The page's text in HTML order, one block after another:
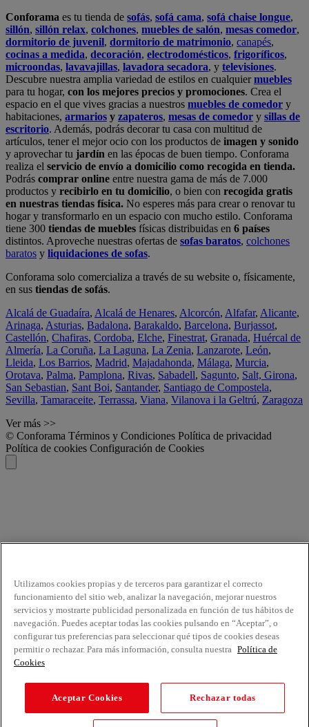
Conforama es tu tienda de sofás, sofá cama, sofá chaise longue,
sillón, sillón relax, colchones, muebles de salón, mesas comedor,
dormitorio de juvenil, dormitorio de matrimonio, canapés,
cocinas a medida, decoración, electrodomésticos, frigoríficos,
microondas, lavavajillas, lavadora secadora, y televisiones.
Descubre nuestra amplia variedad de estilos en cualquiermuebles
para tu hogar, con los mejores precios y promociones. Crea el
espacio en el que vives gracias a nuestros muebles de comedor y
habitaciones, armarios y zapateros, mesas de comedor y sillas de
escritorio. Además, podrás decorar tu casa con multitud de
artículos, tener el mejor ocio con los productos de imagen y sonido
y aprovechar tu jardín en las épocas de buen tiempo. Conforama
realiza el servicio de envío a domicilio como recogida en tienda.
Podrás comprar online entre nuestra gama de más de 7.000
productos y recibirlo en tu domicilio, o bien con recogida gratis
en nuestras tiendas física. No esperes más para crear o renovar tu
hogar y transformarlo en un espacio con mucho estilo. Conforama
tiene 300 tiendas de muebles físicas distribuidas en 6 países
distintos. Aproveche nuestras ofertas de sofas baratos, colchones
baratos y liquidaciones de sofas.
Conforama solo comercializa a través de su website o, físicamente,
en sus tiendas de sofás.
Alcalá de Guadaíra, Alcalá de Henares, Alcorcón, Alfafar, Alicante,
Arinaga, Asturias, Badalona, Barakaldo, Barcelona, Burjassot,
Castellón, Chafiras, Cordoba, Elche, Finestrat, Granada, Huércal de
Almería, La Coruña, La Laguna, La Zenia, Lanzarote, León,
Lleida, Los Barrios, Madrid, Majadahonda, Málaga, Murcia,
Orotava, Palma, Pamplona, Rivas, Sabadell, Sagunto, Salt, Girona,
San Sebastian, Sant Boi, Santander, Santiago de Compostela,
Sevilla, Tamaraceite, Terrassa, Viana, Vilanova i la Geltrú, Zaragoza
Ver más >>
© Conforama Términos y Condiciones Política de privacidad
Política de cookies Configuración de Cookies
Utilizamos cookies propias y de terceros para garantizar el correcto
funcionamiento del sitio web, analizar la navegación, mejorar nuestros
servicios y mostrarte publicidad personalizada en función de tus hábitos de
navegación. Puedes aceptar todas las cookies pulsando en “Aceptar”, o
configurar tus preferencias para seleccionar qué tipos de cookies deseas
permitir o rechazar. Para más información, consulta nuestra Política de
Cookies
Aceptar Cookies Rechazar todas